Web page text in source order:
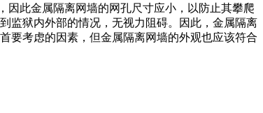
此金属隔离网墙的网孔尺寸应小，以防止其攀爬
监狱内外部的情况，无视力阻碍。因此，金属隔离
要考虑的因素，但金属隔离网墙的外观也应该符合